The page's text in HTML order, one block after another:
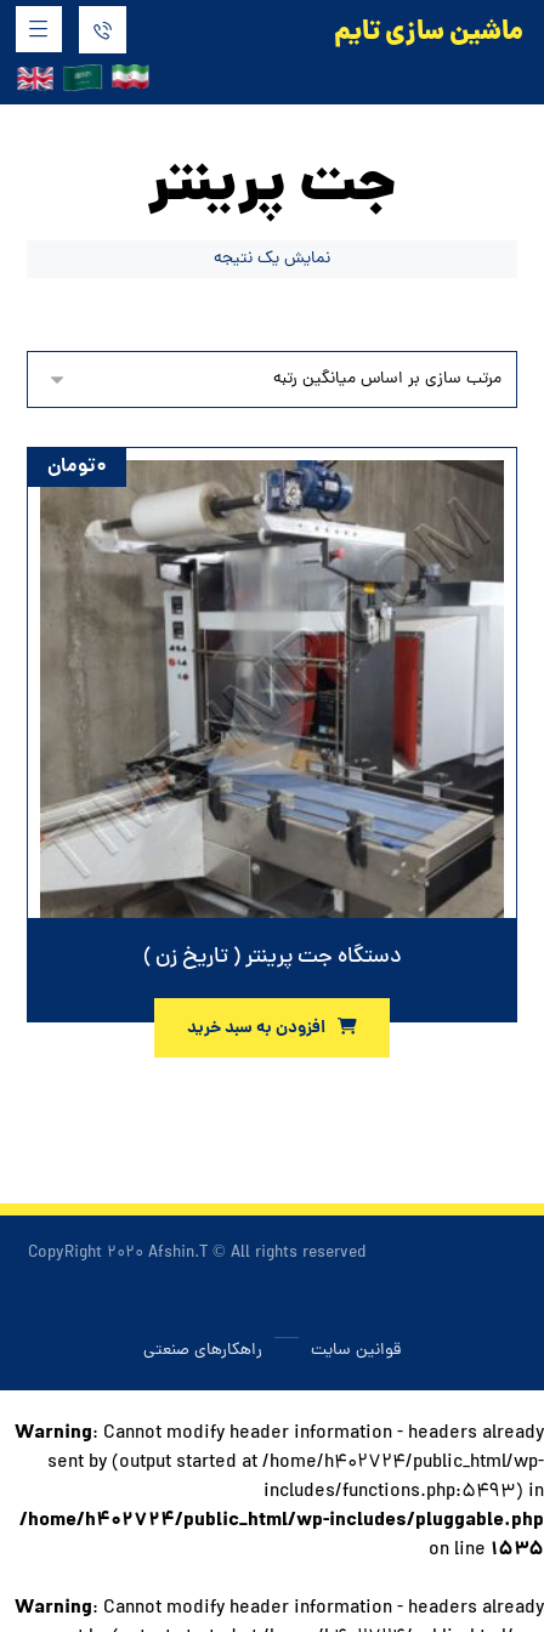
ماشین سازی تایم
جت پرینتر
جت پرینتر
نمایش یک نتیجه
دستگاه جت پرینتر ( تاریخ زن )
۰تومان
افزودن به سبد خرید
CopyRight ۲۰۲۰ Afshin.T © All rights reserved
قوانین سایت راهکارهای صنعتی
Warning: Cannot modify header information - headers already
sent by (output started at /home/h۴۰۲۷۲۴/public_html/wp-
includes/functions.php:۵۴۹۳) in
/home/h۴۰۲۷۲۴/public_html/wp-includes/pluggable.php
on line ۱۵۳۵
Warning: Cannot modify header information - headers already